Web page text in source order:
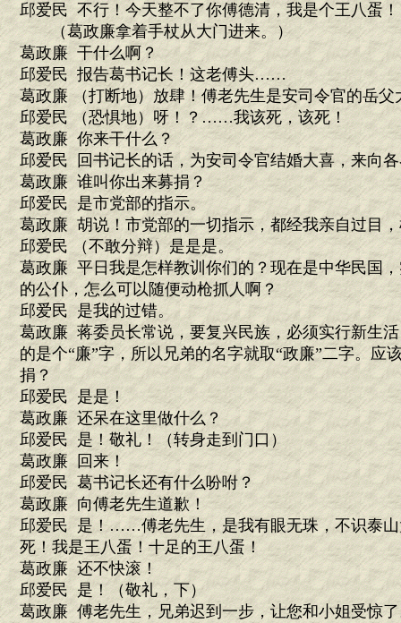
邱爱民 不行！今天整不了你傅德清，我是个王八蛋
（葛政廉拿着手杖从大门进来。）
葛政廉 干什么啊？
邱爱民 报告葛书记长！这老傅头……
葛政廉 （打断地）放肆！傅老先生是安司令官的岳父
邱爱民 （恐惧地）呀！？……我该死，该死！
葛政廉 你来干什么？
邱爱民 回书记长的话，为安司令官结婚大喜，来向
葛政廉 谁叫你出来募捐？
邱爱民 是市党部的指示。
葛政廉 胡说！市党部的一切指示，都经我亲自过目
邱爱民 （不敢分辩）是是是。
葛政廉 平日我是怎样教训你们的？现在是中华民国
的公仆，怎么可以随便动枪抓人啊？
邱爱民 是我的过错。
葛政廉 蒋委员长常说，要复兴民族，必须实行新生
的是个“廉”字，所以兄弟的名字就取“政廉”二字。应
捐？
邱爱民 是是！
葛政廉 还呆在这里做什么？
邱爱民 是！敬礼！（转身走到门口）
葛政廉 回来！
邱爱民 葛书记长还有什么吩咐？
葛政廉 向傅老先生道歉！
邱爱民 是！……傅老先生，是我有眼无珠，不识泰山
死！我是王八蛋！十足的王八蛋！
葛政廉 还不快滚！
邱爱民 是！（敬礼，下）
葛政廉 傅老先生，兄弟迟到一步，让您和小姐受惊